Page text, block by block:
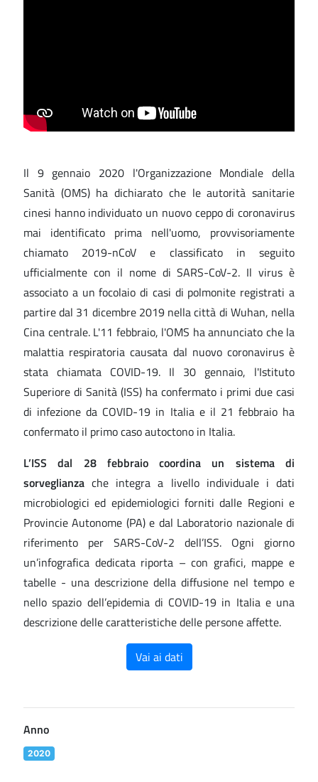
Il 9 gennaio 2020 l'Organizzazione Mondiale della
Sanità (OMS) ha dichiarato che le autorità sanitarie
cinesi hanno individuato un nuovo ceppo di coronavirus
mai identificato prima nell'uomo, provvisoriamente
chiamato 2019-nCoV e classificato in seguito
ufficialmente con il nome di SARS-CoV-2. Il virus è
associato a un focolaio di casi di polmonite registrati a
partire dal 31 dicembre 2019 nella città di Wuhan, nella
Cina centrale. L'11 febbraio, l'OMS ha annunciato che la
malattia respiratoria causata dal nuovo coronavirus è
stata chiamata COVID-19. Il 30 gennaio, l'Istituto
Superiore di Sanità (ISS) ha confermato i primi due casi
di infezione da COVID-19 in Italia e il 21 febbraio ha
confermato il primo caso autoctono in Italia.
L’ISS dal 28 febbraio coordina un sistema di
sorveglianza che integra a livello individuale i dati
microbiologici ed epidemiologici forniti dalle Regioni e
Provincie Autonome (PA) e dal Laboratorio nazionale di
riferimento per SARS-CoV-2 dell’ISS. Ogni giorno
un’infografica dedicata riporta – con grafici, mappe e
tabelle - una descrizione della diffusione nel tempo e
nello spazio dell’epidemia di COVID-19 in Italia e una
descrizione delle caratteristiche delle persone affette.
Vai ai dati
Anno
2020